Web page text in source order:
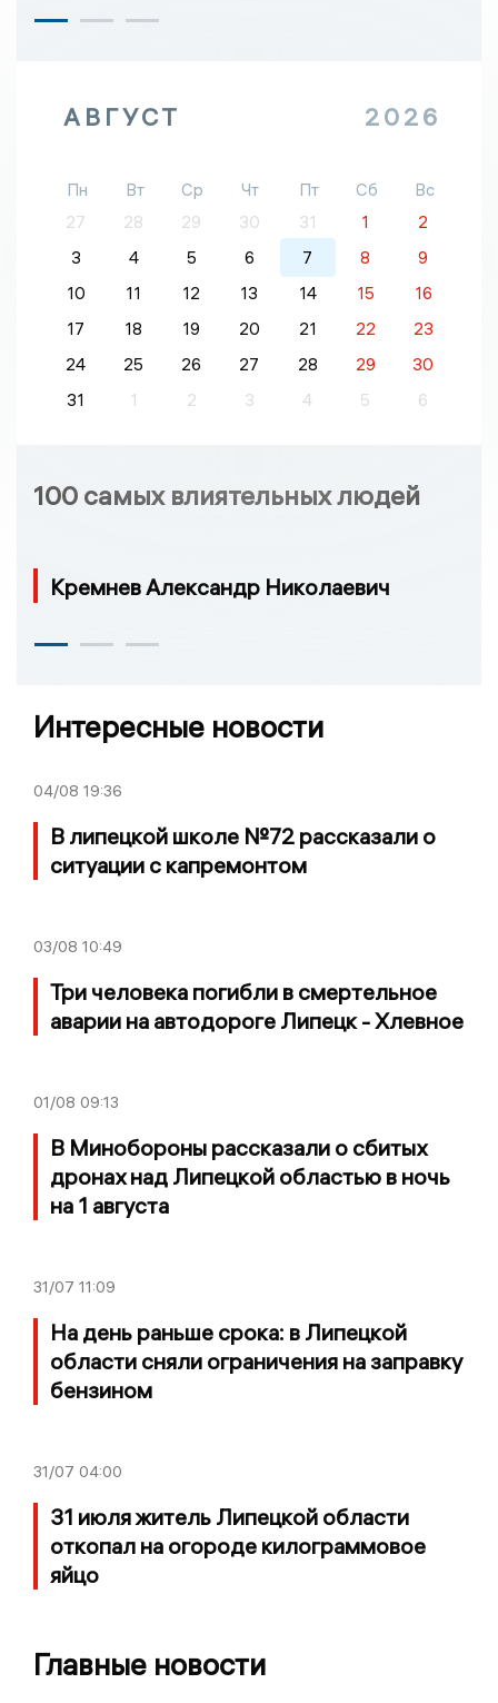
АВГУСТ 2026
Пн Вт Ср Чт Пт Сб
Вс
27
28 29 30 31 1
2
3
4 5 6 7 8
9
10
11 12 13 14 15
16
17
18 19 20 21 22
23
24
25 26 27 28 29
30
31
1 2 3 4 5 6
100 самых влиятельных людей
Кремнев Александр Николаевич
Интересные новости
04/08 19:36
В липецкой школе №72 рассказали о
ситуации с капремонтом
03/08 10:49
Три человека погибли в смертельное
аварии на автодороге Липецк - Хлевное
01/08 09:13
В Минобороны рассказали о сбитых
дронах над Липецкой областью в ночь
на 1 августа
31/07 11:09
На день раньше срока: в Липецкой
области сняли ограничения на заправку
бензином
31/07 04:00
31 июля житель Липецкой области
откопал на огороде килограммовое
яйцо
Главные новости